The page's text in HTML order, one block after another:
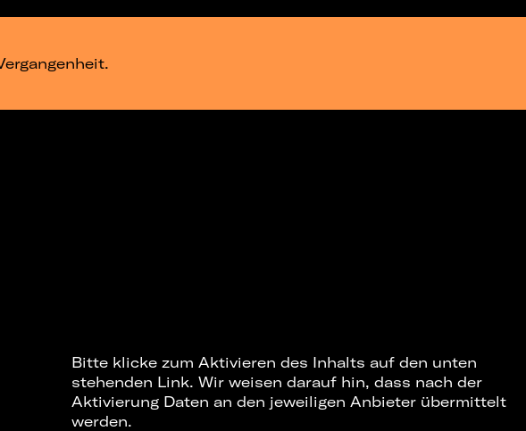
Bitte klicke zum Aktivieren des Inhalts auf den unten
stehenden Link. Wir weisen darauf hin, dass nach der
Aktivierung Daten an den jeweiligen Anbieter übermittelt
werden.